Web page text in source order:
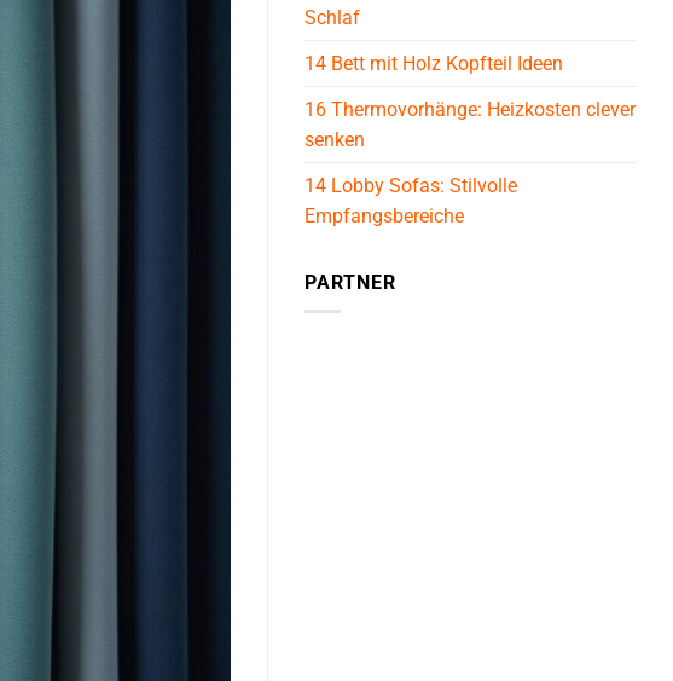
Schlaf
14 Bett mit Holz Kopfteil Ideen
16 Thermovorhänge: Heizkosten clever
senken
14 Lobby Sofas: Stilvolle
Empfangsbereiche
PARTNER